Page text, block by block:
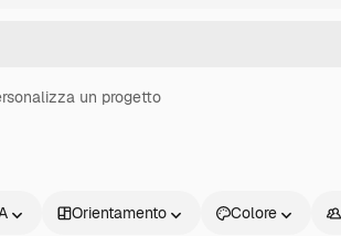
un progetto
Orientamento Colore